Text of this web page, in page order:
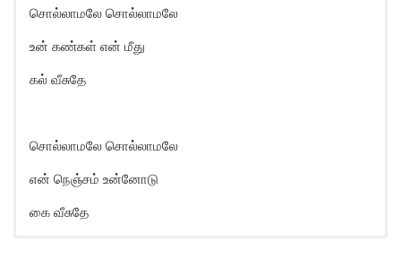
சொல்லாமலே சொல்லாமலே
உன் கண்கள் என் மீது
கல் வீசுதே
சொல்லாமலே சொல்லாமலே
என் நெஞ்சம் உன்னோடு
கை வீசுதே